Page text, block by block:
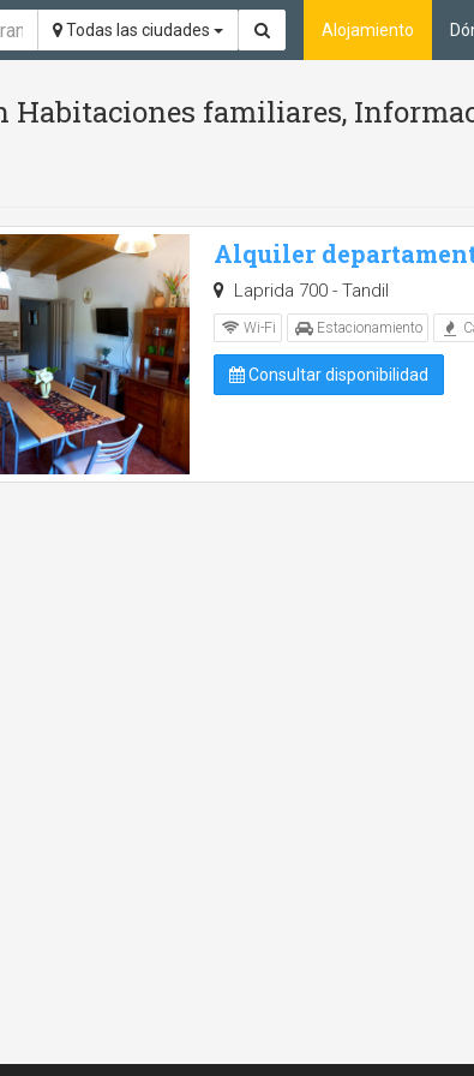
Todas las ciudades Alojamiento
Habitaciones familiares,
Alquiler
Laprida 700 - Tandil
Wi-Fi Estacionamiento
Consultar disponibilidad